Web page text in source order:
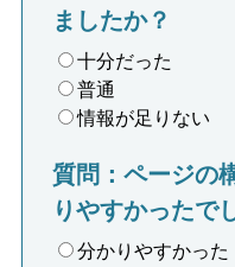
ましたか？
十分だった
普通
情報が足りない
質問：ページの
りやすかったで
分かりやすかった